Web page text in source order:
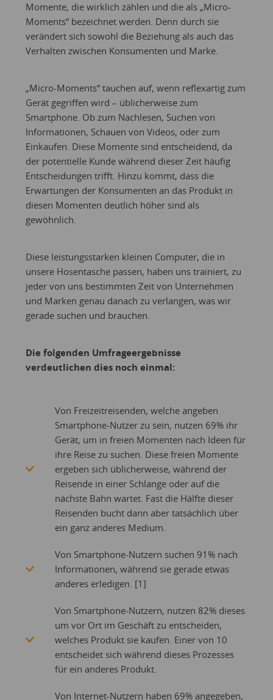
Momente, die wirklich zählen und die als „Micro-
Moments“ bezeichnet werden. Denn durch sie
verändert sich sowohl die Beziehung als auch das
Verhalten zwischen Konsumenten und Marke.
„Micro-Moments“ tauchen auf, wenn reflexartig zum
Gerät gegriffen wird – üblicherweise zum
Smartphone. Ob zum Nachlesen, Suchen von
Informationen, Schauen von Videos, oder zum
Einkaufen. Diese Momente sind entscheidend, da
der potentielle Kunde während dieser Zeit häufig
Entscheidungen trifft. Hinzu kommt, dass die
Erwartungen der Konsumenten an das Produkt in
diesen Momenten deutlich höher sind als
gewöhnlich.
Diese leistungsstarken kleinen Computer, die in
unsere Hosentasche passen, haben uns trainiert, zu
jeder von uns bestimmten Zeit von Unternehmen
und Marken genau danach zu verlangen, was wir
gerade suchen und brauchen.
Die folgenden Umfrageergebnisse
verdeutlichen dies noch einmal:
Von Freizeitreisenden, welche angeben
Smartphone-Nutzer zu sein, nutzen 69% ihr
Gerät, um in freien Momenten nach Ideen für
ihre Reise zu suchen. Diese freien Momente
ergeben sich üblicherweise, während der
Reisende in einer Schlange oder auf die
nächste Bahn wartet. Fast die Hälfte dieser
Reisenden bucht dann aber tatsächlich über
ein ganz anderes Medium.
Von Smartphone-Nutzern suchen 91% nach
Informationen, während sie gerade etwas
anderes erledigen. [1]
Von Smartphone-Nutzern, nutzen 82% dieses
um vor Ort im Geschäft zu entscheiden,
welches Produkt sie kaufen. Einer von 10
entscheidet sich während dieses Prozesses
für ein anderes Produkt.
Von Internet-Nutzern haben 69% angegeben,